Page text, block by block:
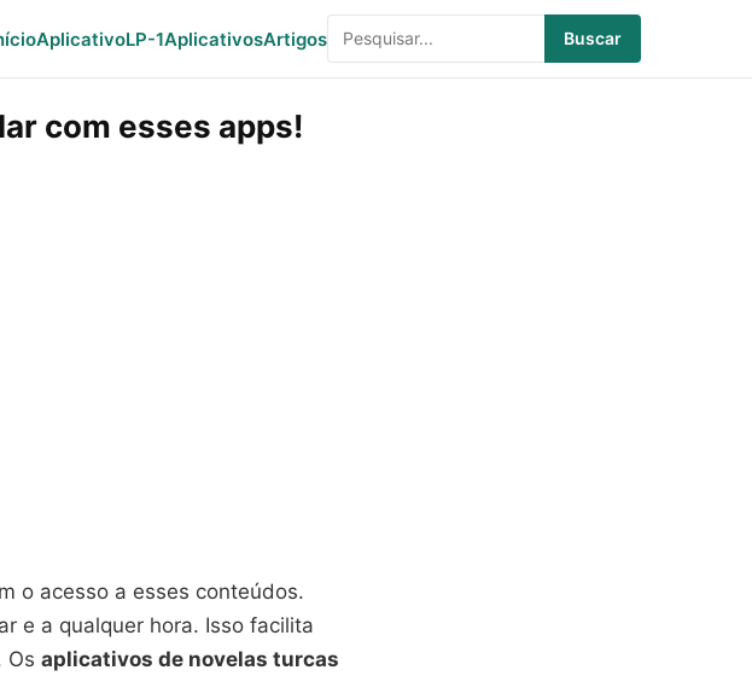
AplicativoLP-1AplicativosArtigos Buscar
com esses apps!
o acesso a esses conteúdos.
e a qualquer hora. Isso facilita
Os aplicativos de novelas turcas